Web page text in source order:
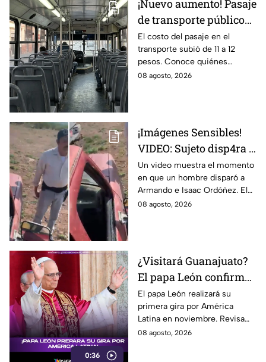
¡Nuevo aumento! Pasaje
de transporte público
sube a 12 pesos: Conoce
las excepciones
El costo del pasaje en el
transporte subió de 11 a 12
pesos. Conoce quiénes
contarán con tarifa
08 agosto, 2026
¡Imágenes Sensibles!
VIDEO: Sujeto disp4ra a
padre e hijo tras un
conflicto y queda
documentado
Un video muestra el momento
en que un hombre disparó a
Armando e Isaac Ordóñez. El
padre murió y el hijo
08 agosto, 2026
0:36
¿Visitará Guanajuato?
El papa León confirma
su primera gira por
América Latina este
2026
El papa León realizará su
primera gira por América
Latina en noviembre. Revisa
las fechas, países y ciudades
08 agosto, 2026